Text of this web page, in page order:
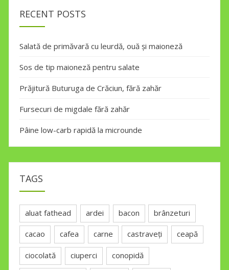
RECENT POSTS
Salată de primăvară cu leurdă, ouă și maioneză
Sos de tip maioneză pentru salate
Prăjitură Buturuga de Crăciun, fără zahăr
Fursecuri de migdale fără zahăr
Pâine low-carb rapidă la microunde
TAGS
aluat fathead ardei bacon brânzeturi
cacao cafea carne castraveți ceapă
ciocolată ciuperci conopidă